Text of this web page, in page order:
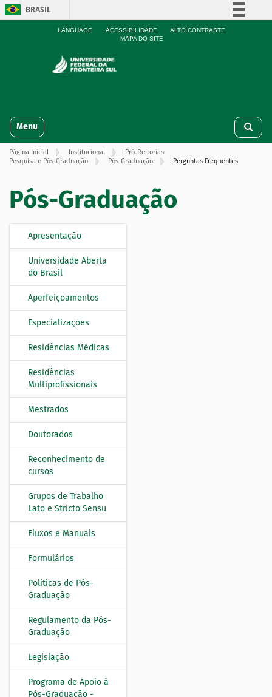
BRASIL
Simplifique!
LANGUAGE ACESSIBILIDADE
ALTO CONTRASTE
MAPA DO SITE
v
Toggle navigation
Página Inicial Institucional
Pró-Reitorias
Pesquisa e Pós-Graduação
Pós-Graduação Perguntas Frequentes
Pós-Graduação
e
a
o
Apresentação
Universidade Aberta
do Brasil
Aperfeiçoamentos
Especializações
Residências Médicas
Residências
Multiprofissionais
Mestrados
Doutorados
Reconhecimento de
cursos
Grupos de Trabalho
Lato e Stricto Sensu
Fluxos e Manuais
Formulários
Políticas de Pós-
Graduação
Regulamento da Pós-
Graduação
Legislação
Programa de Apoio à
Pós-Graduação -